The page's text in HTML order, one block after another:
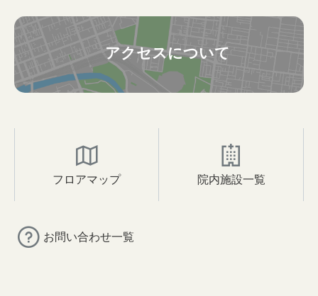
アクセスについて
フロアマップ 院内施設一覧
お問い合わせ一覧